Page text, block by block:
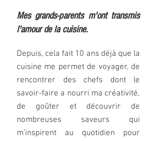
Mes grands-parents m'ont transmis
l'amour de la cuisine.
Depuis, cela fait 10 ans déjà que la
cuisine me permet de voyager, de
rencontrer des chefs dont le
savoir-faire a nourri ma créativité,
de goûter et découvrir de
nombreuses saveurs qui
m'inspirent au quotidien pour